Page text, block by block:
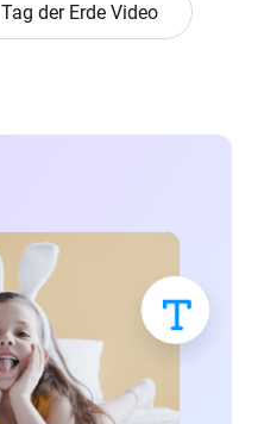
Tag der Erde Video